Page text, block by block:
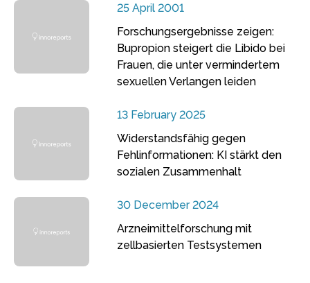
25 April 2001
Forschungsergebnisse zeigen:
Bupropion steigert die Libido bei
Frauen, die unter vermindertem
sexuellen Verlangen leiden
13 February 2025
Widerstandsfähig gegen
Fehlinformationen: KI stärkt den
sozialen Zusammenhalt
30 December 2024
Arzneimittelforschung mit
zellbasierten Testsystemen